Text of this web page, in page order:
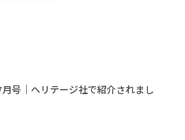
月号｜ヘリテージ社で紹介されまし